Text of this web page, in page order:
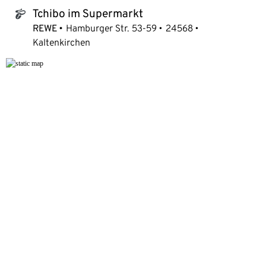
tchibo_logo Tchibo im Supermarkt
REWE Hamburger Str. 53-59
24568
Kaltenkirchen